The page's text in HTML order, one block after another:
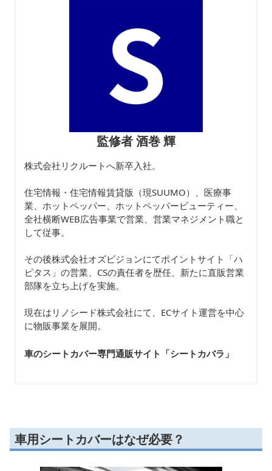
監修者 酒巻 輝
株式会社リクルートへ新卒入社。
住宅情報・住宅情報賃貸版（現SUUMO）、医療事
業、ホットペッパー、ホットペッパービューティー、
全社横断WEB広告事業で営業、営業マネジメント職と
して従事。
その後株式会社オズビジョンにてポイントサイト「ハ
ピタス」の営業、CSの責任者を歴任、新たに直販営業
部隊を立ち上げを実施。
現在はリノシード株式会社にて、ECサイト運営を中心
に物販事業を展開。
車のシートカバー専門通販サイト「シートカバラ 」
車用シートカバーはなぜ必要？